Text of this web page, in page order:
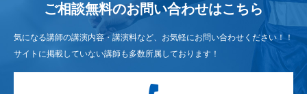
ご相談無料のお問い合わせはこちら
気になる講師の講演内容・講演料など、お気軽にお問い合わせください！！
サイトに掲載していない講師も多数所属しております！